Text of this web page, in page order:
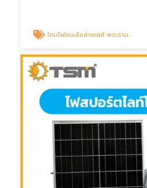
โคมไฟถนนโซล่าเซลล์ พระราม 2